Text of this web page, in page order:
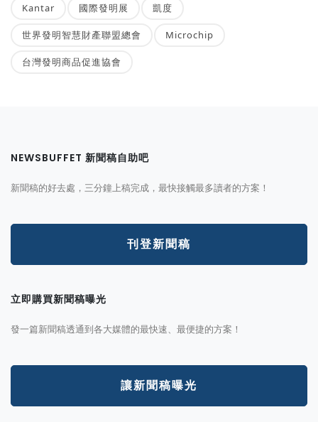
Kantar 國際發明展 凱度
世界發明智慧財產聯盟總會 Microchip
台灣發明商品促進協會
NEWSBUFFET 新聞稿自助吧
新聞稿的好去處，三分鐘上稿完成，最快接觸最多讀者的方案！
刊登新聞稿
立即購買新聞稿曝光
發一篇新聞稿透通到各大媒體的最快速、最便捷的方案！
讓新聞稿曝光